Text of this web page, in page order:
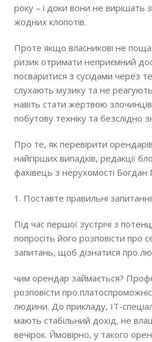
року – і доки вони не вирішать
жодних клопотів.
Проте якщо власникові не
ризик отримати неприємний
посваритися з сусідами через
слухають музику та не
навіть стати жертвою
побутову техніку та безслідно
Про те, як перевірити
найгірших випадків, редакції
фахівець з нерухомості
1. Поставте правильні
Під час першої зустрічі з
попросіть його розповісти про
запитань, щоб дізнатися про
чим орендар займається?
розповісти про
людини. До прикладу, IT-
мають стабільний дохід, не
вечірок. Ймовірно, у такого